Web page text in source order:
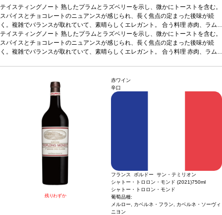
テイスティングノート 熟したプラムとラズベリーを示し、微かにトーストを含む。
スパイスとチョコレートのニュアンスが感じられ、長く焦点の定まった後味が続
く。複雑でバランスが取れていて、素晴らしくエレガント。 合う料理 赤肉、ラム
肉料理、パスタ、上質な熟成チーズなどと好相性。葡萄品種50% マルベック、5
0% カベルネ・ソーヴィニヨン*本ヴィンテージが在庫切れの場合、在庫があり価
格が同様の場合は自動的に次のヴィンテージに変更されますのでご了承ください。
テイスティングノート 熟したプラムとラズベリーを示し、微かにトーストを含む。
スパイスとチョコレートのニュアンスが感じられ、長く焦点の定まった後味が続
く。複雑でバランスが取れていて、素晴らしくエレガント。 合う料理 赤肉、ラム
格が同様の場合は自動的に次のヴィンテージに変更されますのでご了承ください。
残りわずか
赤ワイン
辛口
フランス ボルドー サン・テミリオン
シャトー・トロロン・モンド (2021)750ml
シャトー・トロロン・モンド
葡萄品種:
メルロー, カベルネ・フラン, カベルネ・ソーヴィ
ニヨン